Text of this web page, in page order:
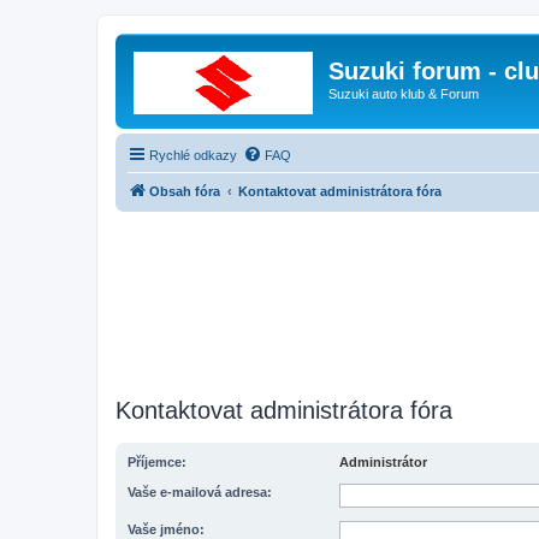
Suzuki forum -
Suzuki auto klub & Forum
Rychlé odkazy FAQ
Obsah fóra Kontaktovat administrátora fóra
Kontaktovat administrátora fóra
Příjemce: Administrátor
Vaše e-mailová adresa:
Vaše jméno: